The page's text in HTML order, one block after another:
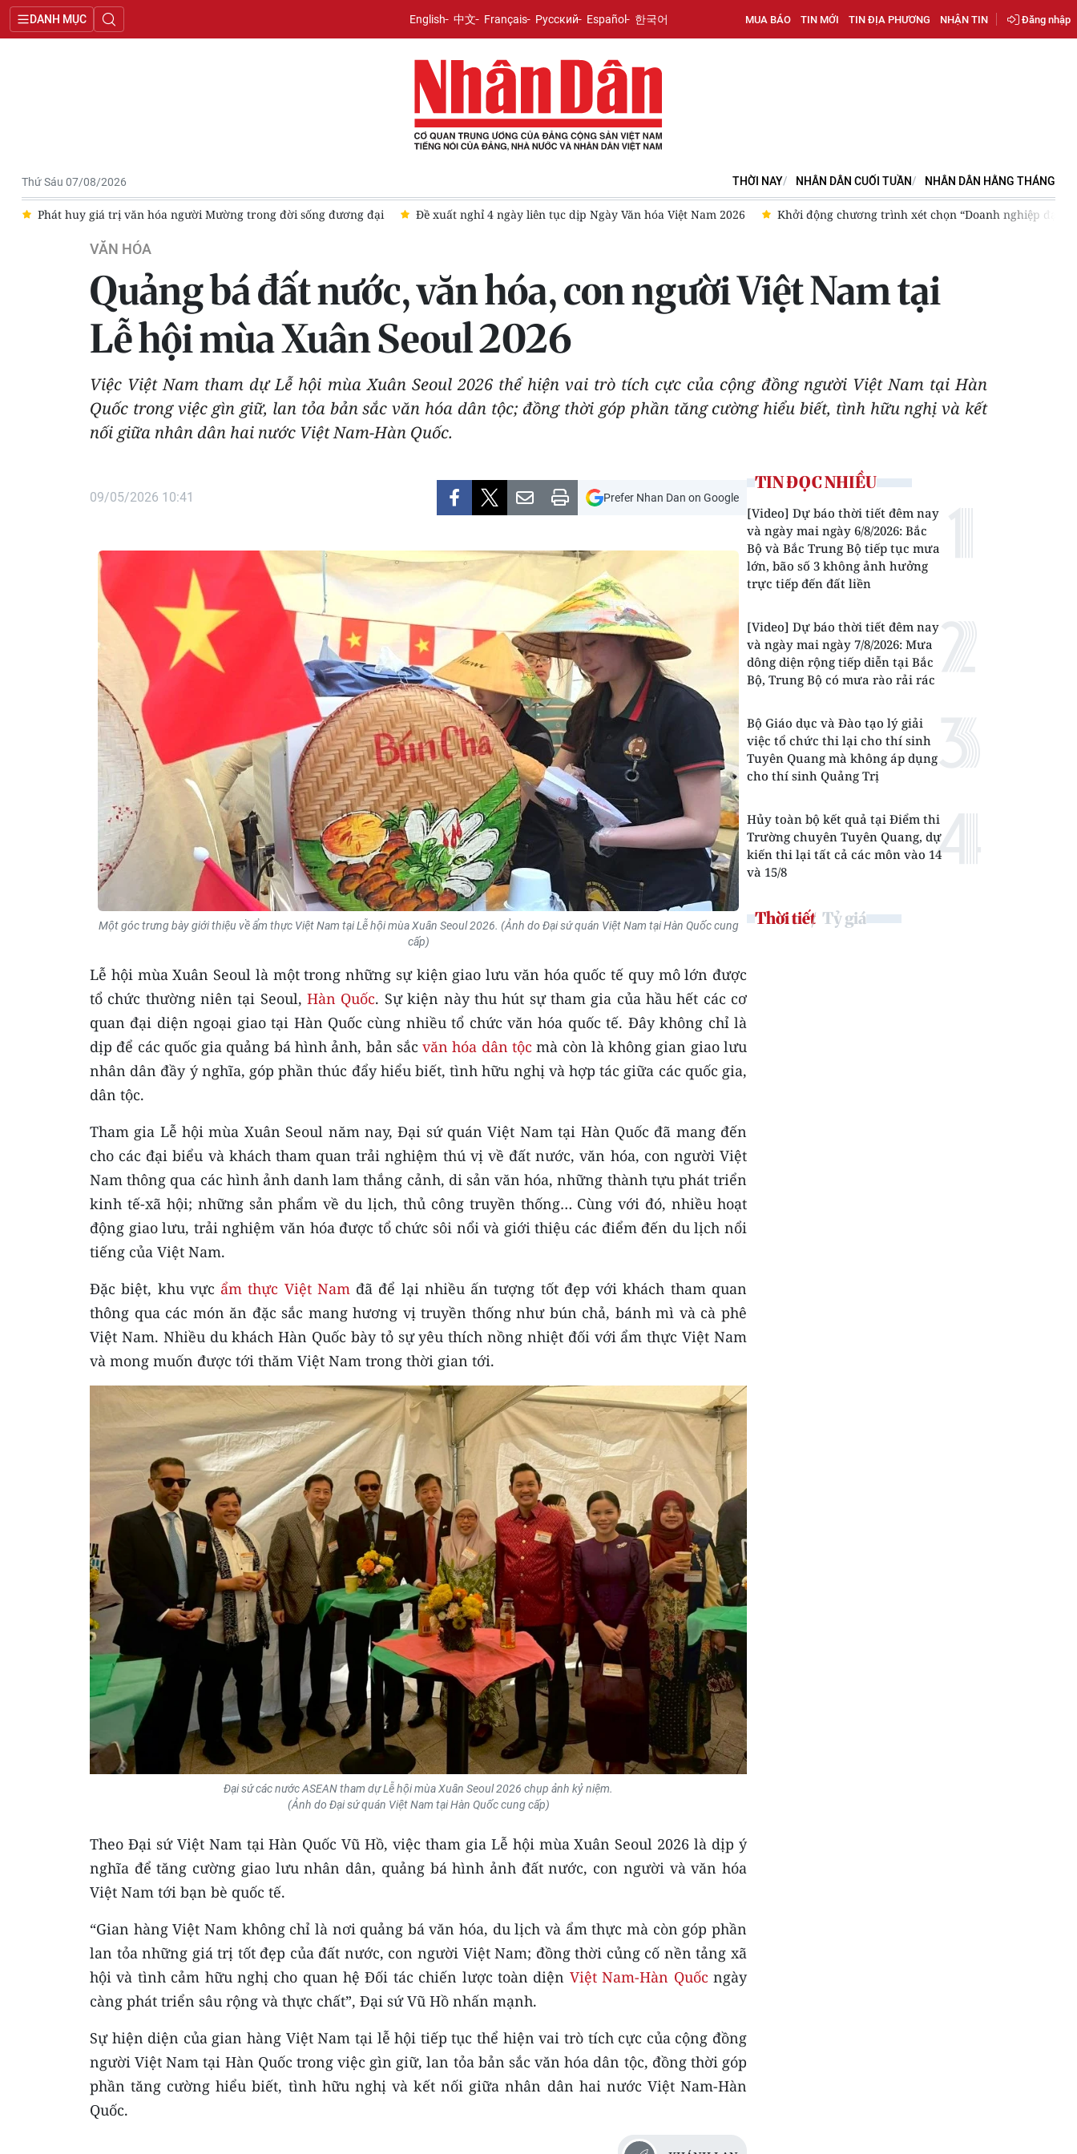
DANH MỤC English 中文 Français Русский Español 한국어 MUA BÁO TIN MỚI TIN ĐỊA PHƯƠNG NHẬN TIN Đăng nhập
Thứ Sáu 07/08/2026 THỜI NAY NHÂN DÂN CUỐI TUẦN NHÂN DÂN HẰNG THÁNG
đại Đề xuất nghỉ 4 ngày liên tục dịp Ngày Văn hóa Việt Nam 2026 Khởi động chương trình xét chọn “Doanh nghiệp đạt chuẩn văn hóa kinh doanh Việt Nam” năm 2026 Dàn diễn
VĂN HÓA
Quảng bá đất nước, văn hóa, con người Việt Nam tại
Lễ hội mùa Xuân Seoul 2026
Việc Việt Nam tham dự Lễ hội mùa Xuân Seoul 2026 thể hiện vai trò tích cực của cộng đồng người Việt Nam tại Hàn
Quốc trong việc gìn giữ, lan tỏa bản sắc văn hóa dân tộc; đồng thời góp phần tăng cường hiểu biết, tình hữu nghị và kết
nối giữa nhân dân hai nước Việt Nam-Hàn Quốc.
09/05/2026 10:41 Prefer Nhan Dan on Google
Một góc trưng bày giới thiệu về ẩm thực Việt Nam tại Lễ hội mùa Xuân Seoul 2026. (Ảnh do Đại sứ quán Việt Nam tại Hàn Quốc cung
cấp)
Lễ hội mùa Xuân Seoul là một trong những sự kiện giao lưu văn hóa quốc tế quy mô lớn được
tổ chức thường niên tại Seoul,Hàn Quốc. Sự kiện này thu hút sự tham gia của hầu hết các cơ
quan đại diện ngoại giao tại Hàn Quốc cùng nhiều tổ chức văn hóa quốc tế. Đây không chỉ là
dịp để các quốc gia quảng bá hình ảnh, bản sắcvăn hóa dân tộc mà còn là không gian giao lưu
nhân dân đầy ý nghĩa, góp phần thúc đẩy hiểu biết, tình hữu nghị và hợp tác giữa các quốc gia,
dân tộc.
Tham gia Lễ hội mùa Xuân Seoul năm nay, Đại sứ quán Việt Nam tại Hàn Quốc đã mang đến
cho các đại biểu và khách tham quan trải nghiệm thú vị về đất nước, văn hóa, con người Việt
Nam thông qua các hình ảnh danh lam thắng cảnh, di sản văn hóa, những thành tựu phát triển
kinh tế-xã hội; những sản phẩm về du lịch, thủ công truyền thống… Cùng với đó, nhiều hoạt
động giao lưu, trải nghiệm văn hóa được tổ chức sôi nổi và giới thiệu các điểm đến du lịch nổi
tiếng của Việt Nam.
Đặc biệt, khu vực ẩm thực Việt Namđã để lại nhiều ấn tượng tốt đẹp với khách tham quan
thông qua các món ăn đặc sắc mang hương vị truyền thống như bún chả, bánh mì và cà phê
Việt Nam. Nhiều du khách Hàn Quốc bày tỏ sự yêu thích nồng nhiệt đối với ẩm thực Việt Nam
và mong muốn được tới thăm Việt Nam trong thời gian tới.
Đại sứ các nước ASEAN tham dự Lễ hội mùa Xuân Seoul 2026 chụp ảnh kỷ niệm.
(Ảnh do Đại sứ quán Việt Nam tại Hàn Quốc cung cấp)
Theo Đại sứ Việt Nam tại Hàn Quốc Vũ Hồ, việc tham gia Lễ hội mùa Xuân Seoul 2026 là dịp ý
nghĩa để tăng cường giao lưu nhân dân, quảng bá hình ảnh đất nước, con người và văn hóa
Việt Nam tới bạn bè quốc tế.
“Gian hàng Việt Nam không chỉ là nơi quảng bá văn hóa, du lịch và ẩm thực mà còn góp phần
lan tỏa những giá trị tốt đẹp của đất nước, con người Việt Nam; đồng thời củng cố nền tảng xã
hội và tình cảm hữu nghị cho quan hệ Đối tác chiến lược toàn diện Việt Nam-Hàn Quốc ngày
càng phát triển sâu rộng và thực chất”, Đại sứ Vũ Hồ nhấn mạnh.
Sự hiện diện của gian hàng Việt Nam tại lễ hội tiếp tục thể hiện vai trò tích cực của cộng đồng
người Việt Nam tại Hàn Quốc trong việc gìn giữ, lan tỏa bản sắc văn hóa dân tộc, đồng thời góp
phần tăng cường hiểu biết, tình hữu nghị và kết nối giữa nhân dân hai nước Việt Nam-Hàn
Quốc.
TIN ĐỌC NHIỀU
[Video] Dự báo thời tiết đêm nay
và ngày mai ngày 6/8/2026: Bắc
Bộ và Bắc Trung Bộ tiếp tục mưa
lớn, bão số 3 không ảnh hưởng
trực tiếp đến đất liền
[Video] Dự báo thời tiết đêm nay
và ngày mai ngày 7/8/2026: Mưa
dông diện rộng tiếp diễn tại Bắc
Bộ, Trung Bộ có mưa rào rải rác
Bộ Giáo dục và Đào tạo lý giải
việc tổ chức thi lại cho thí sinh
Tuyên Quang mà không áp dụng
cho thí sinh Quảng Trị
Hủy toàn bộ kết quả tại Điểm thi
Trường chuyên Tuyên Quang, dự
kiến thi lại tất cả các môn vào 14
và 15/8
Thời tiết Tỷ giá